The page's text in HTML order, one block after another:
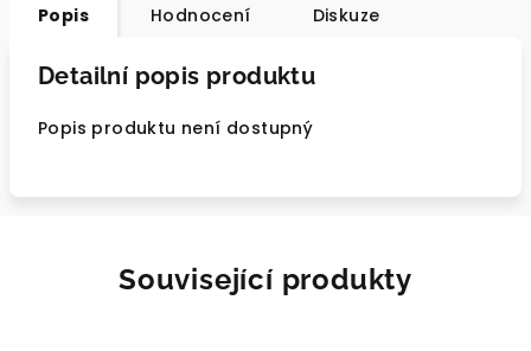
Popis Hodnocení Diskuze
Detailní popis produktu
Popis produktu není dostupný
Související produkty